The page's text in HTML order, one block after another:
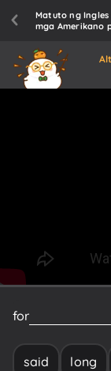
Matuto ng
mga Amerikano
for
said long